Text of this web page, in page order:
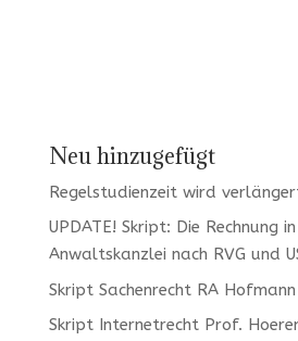
Neu hinzugefügt
Regelstudienzeit wird
UPDATE! Skript: Die Rechnung
Anwaltskanzlei nach RVG und
Skript Sachenrecht RA Hofmann
Skript Internetrecht Prof.